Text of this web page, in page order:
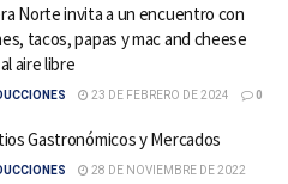
Norte invita a un encuentro con
tacos, papas y mac and cheese
aire libre
23 DE FEBRERO DE 2024 0
Gastronómicos y Mercados
28 DE NOVIEMBRE DE 2022